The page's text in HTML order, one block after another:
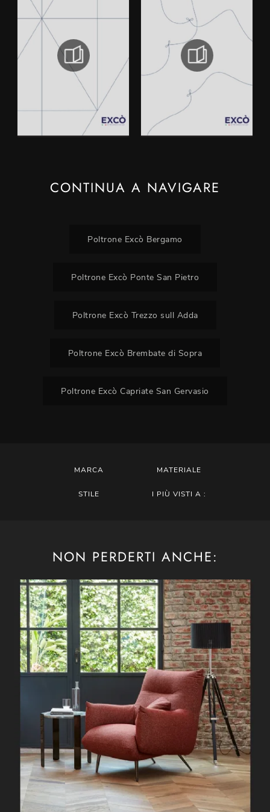
CONTINUA A NAVIGARE
Poltrone Excò Bergamo
Poltrone Excò Ponte San Pietro
Poltrone Excò Trezzo sull Adda
Poltrone Excò Brembate di Sopra
Poltrone Excò Capriate San Gervasio
MARCA MATERIALE
STILE I PIÙ VISTI A :
NON PERDERTI ANCHE: